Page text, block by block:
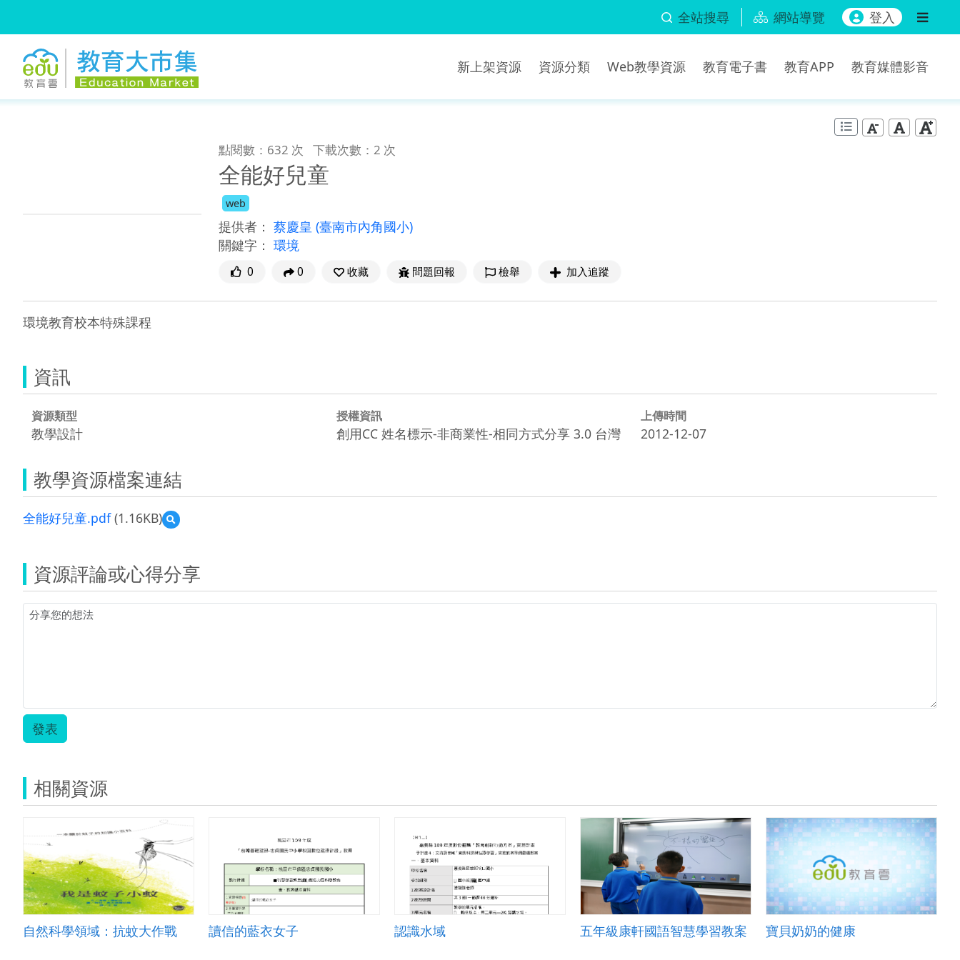
全站搜尋 網站導覽 登入
新上架資源 資源分類 Web教學資源 教育電子書 教育APP 教育媒體影音
點閱數：632 次 下載次數：2 次
全能好兒童
web
提供者： 蔡慶皇 (臺南市內角國小)
關鍵字： 環境
0 0 收藏 問題回報 檢舉 加入追蹤
環境教育校本特殊課程
資訊
資源類型
教學設計
授權資訊
創用CC 姓名標示-非商業性-相同方式分享 3.0 台灣
上傳時間
2012-12-07
教學資源檔案連結
全能好兒童.pdf(1.16KB)
預
覽
好
兒
童.pdf
資源評論或心得分享
發表
相關資源
自然科學領域：抗蚊大作戰 讀信的藍衣女子 認識水域 五年級康軒國語智慧學習教案 寶貝奶奶的健康